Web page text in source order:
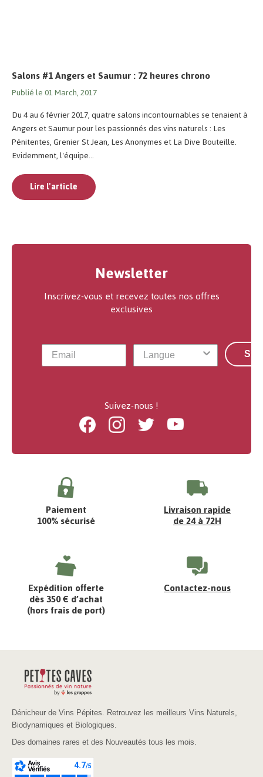
Salons #1 Angers et Saumur : 72 heures chrono
Publié le 01 March, 2017
Du 4 au 6 février 2017, quatre salons incontournables se tenaient à
Angers et Saumur pour les passionnés des vins naturels : Les
Pénitentes, Grenier St Jean, Les Anonymes et La Dive Bouteille.
Evidemment, l'équipe...
Lire l'article
Newsletter
Inscrivez-vous et recevez toutes nos offres
exclusives
Suivez-nous !
FacebookInstagramTwitter Youtube
Paiement
100% sécurisé
Livraison rapide
de 24 à 72H
Expédition offerte
dès 350 € d’achat
(hors frais de port)
Contactez-nous
Dénicheur de Vins Pépites. Retrouvez les meilleurs Vins Naturels,
Biodynamiques et Biologiques.
Des domaines rares et des Nouveautés tous les mois.